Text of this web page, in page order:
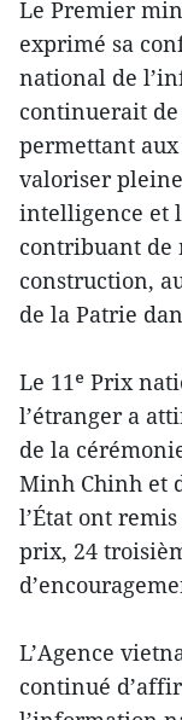
Le Premier
exprimé sa
national de
continuerait
permettant
valoriser
intelligence et
contribuant de
construction,
de la Patrie
Le 11ᵉ Prix
l’étranger a
de la
Minh Chinh et
l’État ont
prix, 24
L’Agence
continué